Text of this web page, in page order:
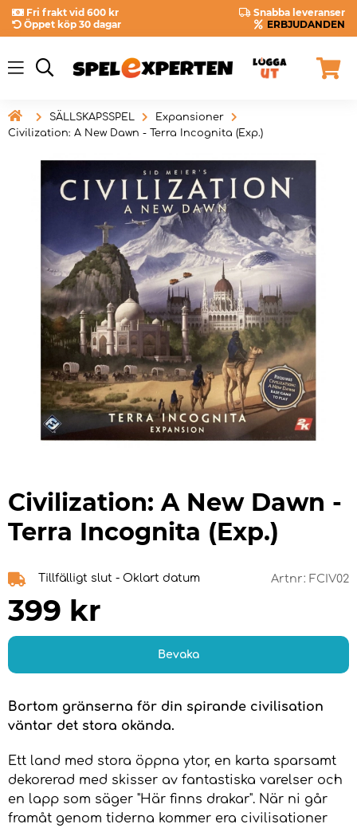
Fri frakt vid 600 kr
Snabba leveranser
Öppet köp 30 dagar
ERBJUDANDEN
 SÄLLSKAPSSPEL
Expansioner
Civilization: A New Dawn - Terra Incognita (Exp.)
Civilization: A New Dawn -
Terra Incognita (Exp.)
Tillfälligt slut - Oklart datum Artnr: FCIV02
399 kr
Bevaka
Bortom gränserna för din spirande civilisation
väntar det stora okända.
Ett land med stora öppna ytor, en karta sparsamt
dekorerad med skisser av fantastiska varelser och
en lapp som säger "Här finns drakar". När ni går
framåt genom tiderna kommer era civilisationer